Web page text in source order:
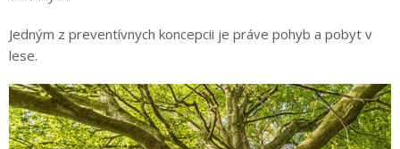
Jedným z preventívnych koncepcii je práve pohyb a pobyt v
lese.